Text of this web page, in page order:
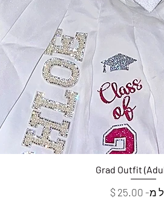
מהירה
Grad Outfit
מ-
מבצע